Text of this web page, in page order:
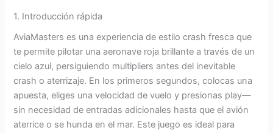
1. Introducción rápida
AviaMasters es una experiencia de estilo crash fresca que
te permite pilotar una aeronave roja brillante a través de un
cielo azul, persiguiendo multipliers antes del inevitable
crash o aterrizaje. En los primeros segundos, colocas una
apuesta, eliges una velocidad de vuelo y presionas play—
sin necesidad de entradas adicionales hasta que el avión
aterrice o se hunda en el mar. Este juego es ideal para